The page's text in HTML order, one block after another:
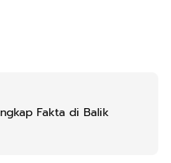
Fakta di Balik